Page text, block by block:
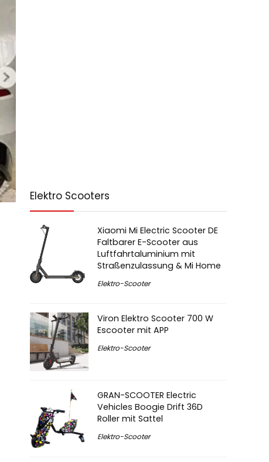
Elektro Scooters
Xiaomi Mi Electric Scooter DE
Faltbarer E-Scooter aus
Luftfahrtaluminium mit
Straßenzulassung & Mi Home
Elektro-Scooter
Viron Elektro Scooter 700 W
Escooter mit APP
Elektro-Scooter
GRAN-SCOOTER Electric
Vehicles Boogie Drift 36D
Roller mit Sattel
Elektro-Scooter